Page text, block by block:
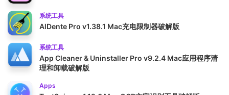
系统工具
AlDente Pro v1.38.1 Mac充电限制器破解版
系统工具
App Cleaner & Uninstaller Pro v9.2.4 Mac应用程序清
理和卸载破解版
Apps